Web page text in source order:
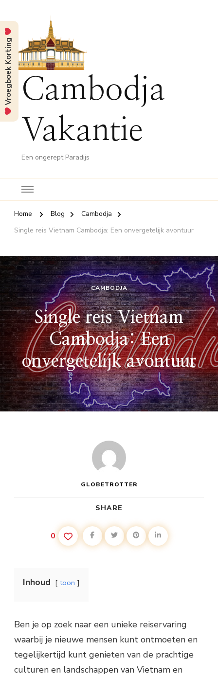
Cambodja
Vakantie
Een ongerept Paradijs
Home Blog
Cambodja
Single reis Vietnam Cambodja: Een onvergetelijk avontuur
CAMBODJA
Single reis Vietnam
Cambodja: Een
onvergetelijk avontuur
GLOBETROTTER
SHARE
0
Inhoud toon
Ben je op zoek naar een unieke reiservaring
waarbij je nieuwe mensen kunt ontmoeten en
tegelijkertijd kunt genieten van de prachtige
culturen en landschappen van Vietnam en
Vroegboek Korting